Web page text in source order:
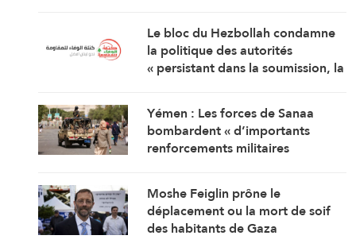
Le bloc du Hezbollah condamne
la politique des autorités
« persistant dans la soumission, la
humiliantes »
Yémen : Les forces de Sanaa
bombardent « d’importants
renforcements militaires
attaque contre des régions
libérées
Moshe Feiglin prône le
déplacement ou la mort de soif
des habitants de Gaza